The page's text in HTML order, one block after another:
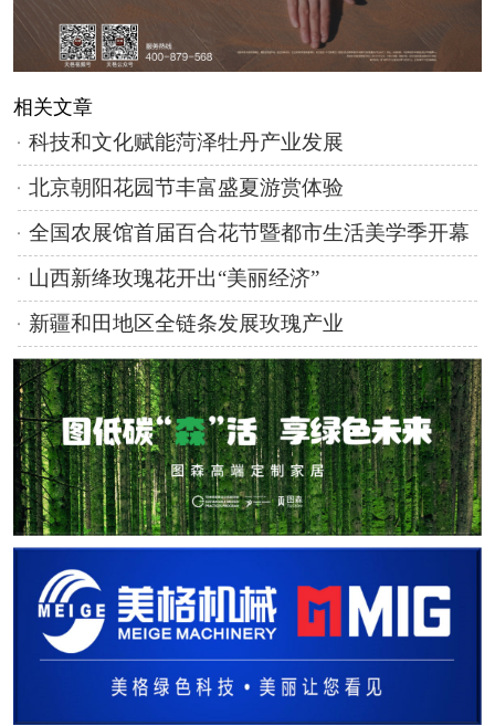
相关文章
科技和文化赋能菏泽牡丹产业发展
北京朝阳花园节丰富盛夏游赏体验
全国农展馆首届百合花节暨都市生活美学季开幕
山西新绛玫瑰花开出“美丽经济”
新疆和田地区全链条发展玫瑰产业